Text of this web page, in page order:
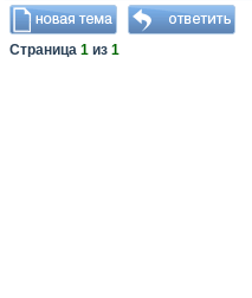
Страница 1 из 1